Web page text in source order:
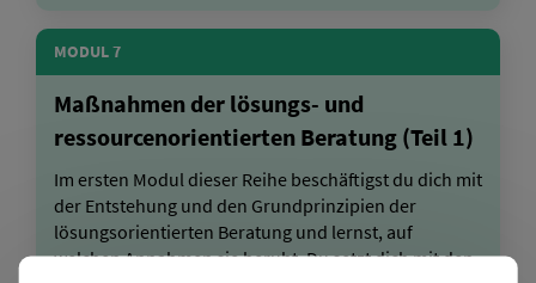
MODUL 7
Maßnahmen der lösungs- und
ressourcenorientierten Beratung (Teil 1)
Im ersten Modul dieser Reihe beschäftigst du dich mit
der Entstehung und den Grundprinzipien der
lösungsorientierten Beratung und lernst, auf
welchen Annahmen sie beruht. Du setzt dich mit den